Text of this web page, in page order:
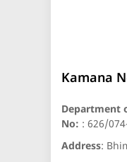
Kamana
Department
No: : 626/
Address: